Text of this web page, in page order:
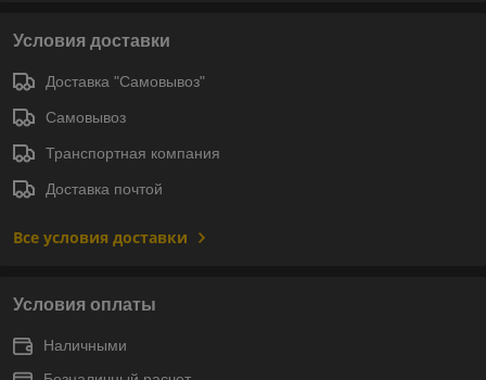
Условия доставки
Доставка "Самовывоз"
Самовывоз
Транспортная компания
Доставка почтой
Все условия доставки
Условия оплаты
Наличными